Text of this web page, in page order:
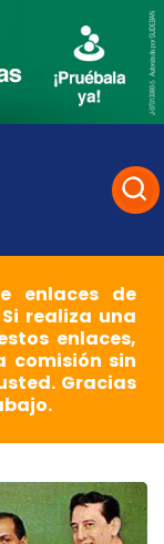
enlaces de
realiza una
enlaces,
comisión sin
Gracias